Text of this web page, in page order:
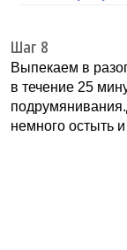
Шаг 8
Выпекаем в
в течение 25
немного остыть